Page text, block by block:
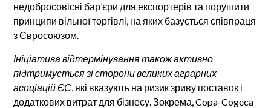
недобросовісні бар’єри для експортерів та порушити
принципи вільної торгівлі, на яких базується співпраця
з Євросоюзом.
Ініціатива відтермінування також активно
підтримується зі сторони великих аграрних
асоціацій ЄС , які вказують на ризик зриву поставок і
додаткових витрат для бізнесу. Зокрема, Copa-Cogeca